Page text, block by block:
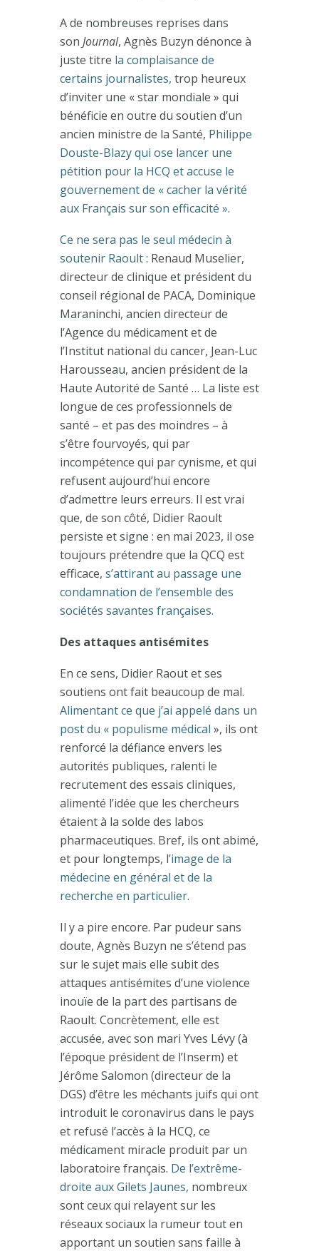
A de nombreuses reprises dans
son Journal, Agnès Buzyn dénonce à
juste titre la complaisance de
certains journalistes, trop heureux
d’inviter une « star mondiale » qui
bénéficie en outre du soutien d’un
ancien ministre de la Santé, Philippe
Douste-Blazy qui ose lancer une
pétition pour la HCQ et accuse le
gouvernement de « cacher la vérité
aux Français sur son efficacité ».
Ce ne sera pas le seul médecin à
soutenir Raoult: Renaud Muselier,
directeur de clinique et président du
conseil régional de PACA, Dominique
Maraninchi, ancien directeur de
l’Agence du médicament et de
l’Institut national du cancer, Jean-Luc
Harousseau, ancien président de la
Haute Autorité de Santé … La liste est
longue de ces professionnels de
santé – et pas des moindres – à
s’être fourvoyés, qui par
incompétence qui par cynisme, et qui
refusent aujourd’hui encore
d’admettre leurs erreurs. Il est vrai
que, de son côté, Didier Raoult
persiste et signe : en mai 2023, il ose
toujours prétendre que la QCQ est
efficace, s’attirant au passage une
condamnation de l’ensemble des
sociétés savantes françaises.
Des attaques antisémites
En ce sens, Didier Raout et ses
soutiens ont fait beaucoup de mal.
Alimentant ce que j’ai appelé dans un
post du « populisme médical », ils ont
renforcé la défiance envers les
autorités publiques, ralenti le
recrutement des essais cliniques,
alimenté l’idée que les chercheurs
étaient à la solde des labos
pharmaceutiques. Bref, ils ont abimé,
et pour longtemps, l’image de la
médecine en général et de la
recherche en particulier.
Il y a pire encore. Par pudeur sans
doute, Agnès Buzyn ne s’étend pas
sur le sujet mais elle subit des
attaques antisémites d’une violence
inouïe de la part des partisans de
Raoult. Concrètement, elle est
accusée, avec son mari Yves Lévy (à
l’époque président de l’Inserm) et
Jérôme Salomon (directeur de la
DGS) d’être les méchants juifs qui ont
introduit le coronavirus dans le pays
et refusé l’accès à la HCQ, ce
médicament miracle produit par un
laboratoire français. De l’extrême-
droite aux Gilets Jaunes, nombreux
sont ceux qui relayent sur les
réseaux sociaux la rumeur tout en
apportant un soutien sans faille à